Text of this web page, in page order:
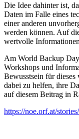
Die Idee dahinter ist,
Daten im Falle eines
einer anderen
werden können. Auf
wertvolle
Am World Backup
Workshops und
Bewusstsein für
dabei zu helfen, ihre
auf diesem Beitrag in
https://noe.orf.at/